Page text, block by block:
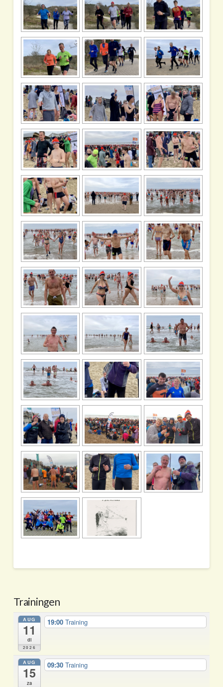
Trainingen
AUG
11
di
2026
19:00Training
AUG
15
za
09:30Training